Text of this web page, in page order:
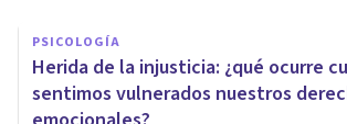
PSICOLOGÍA
Herida de la injusticia: ¿qué ocurre
sentimos vulnerados nuestros